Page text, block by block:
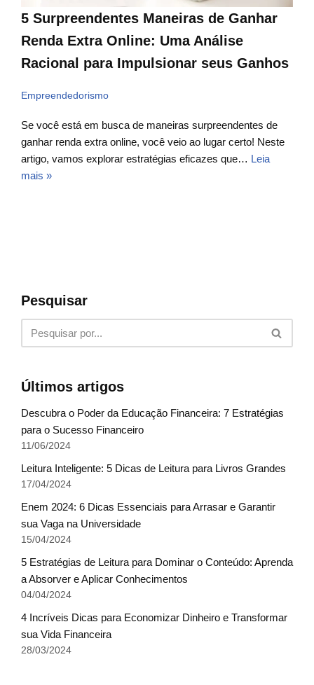
5 Surpreendentes Maneiras de Ganhar
Renda Extra Online: Uma Análise
Racional para Impulsionar seus Ganhos
Empreendedorismo
Se você está em busca de maneiras surpreendentes de
ganhar renda extra online, você veio ao lugar certo! Neste
artigo, vamos explorar estratégias eficazes que… Leia
mais »
Pesquisar
Últimos artigos
Descubra o Poder da Educação Financeira: 7 Estratégias
para o Sucesso Financeiro
11/06/2024
Leitura Inteligente: 5 Dicas de Leitura para Livros Grandes
17/04/2024
Enem 2024: 6 Dicas Essenciais para Arrasar e Garantir
sua Vaga na Universidade
15/04/2024
5 Estratégias de Leitura para Dominar o Conteúdo: Aprenda
a Absorver e Aplicar Conhecimentos
04/04/2024
4 Incríveis Dicas para Economizar Dinheiro e Transformar
sua Vida Financeira
28/03/2024